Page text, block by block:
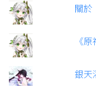
關於
《
銀天